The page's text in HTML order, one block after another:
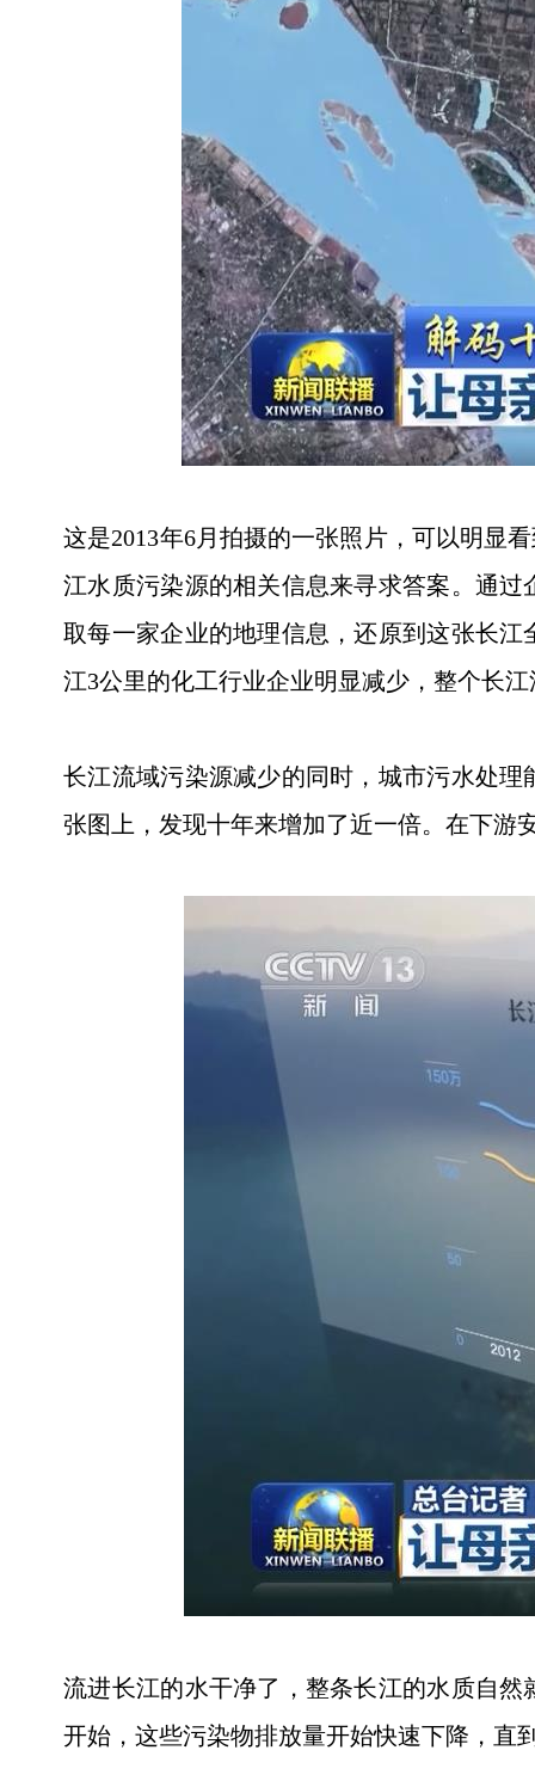
这是2013年6月拍摄的一张照片，可以明显
江水质污染源的相关信息来寻求答案。通
取每一家企业的地理信息，还原到这张长
江3公里的化工行业企业明显减少，整个长
长江流域污染源减少的同时，城市污水处
张图上，发现十年来增加了近一倍。在下游
流进长江的水干净了，整条长江的水质自
开始，这些污染物排放量开始快速下降，直